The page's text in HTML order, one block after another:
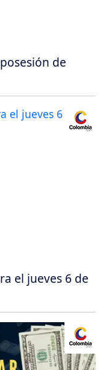
de
el jueves 6 de